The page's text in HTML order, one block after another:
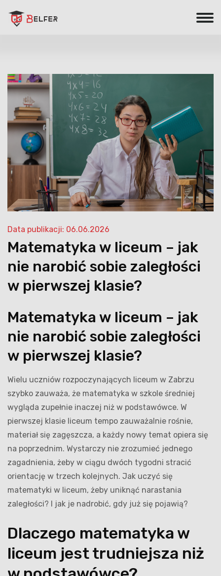
Data publikacji: 06.06.2026
Matematyka w liceum – jak
nie narobić sobie zaległości
w pierwszej klasie?
Matematyka w liceum – jak
nie narobić sobie zaległości
w pierwszej klasie?
Wielu uczniów rozpoczynających liceum w Zabrzu
szybko zauważa, że matematyka w szkole średniej
wygląda zupełnie inaczej niż w podstawówce. W
pierwszej klasie liceum tempo zauważalnie rośnie,
materiał się zagęszcza, a każdy nowy temat opiera się
na poprzednim. Wystarczy nie zrozumieć jednego
zagadnienia, żeby w ciągu dwóch tygodni stracić
orientację w trzech kolejnych. Jak uczyć się
matematyki w liceum, żeby uniknąć narastania
zaległości? I jak je nadrobić, gdy już się pojawią?
Dlaczego matematyka w
liceum jest trudniejsza niż